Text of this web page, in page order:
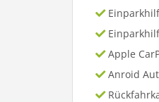
Apple
Anroid